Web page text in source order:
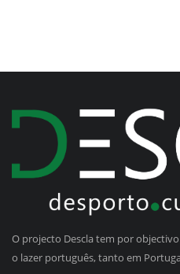
O projecto Descla tem por
o lazer português, tanto em